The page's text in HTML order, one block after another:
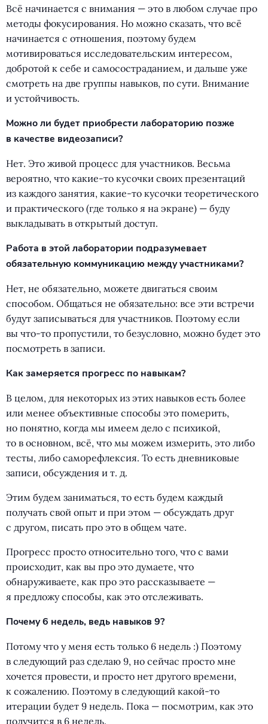
Всё начинается с внимания — это в любом случае про
методы фокусирования. Но можно сказать, что всё
начинается с отношения, поэтому будем
мотивироваться исследовательским интересом,
добротой к себе и самосостраданием, и дальше уже
смотреть на две группы навыков, по сути. Внимание
и устойчивость.
Можно ли будет приобрести лабораторию позже
в качестве видеозаписи?
Нет. Это живой процесс для участников. Весьма
вероятно, что какие-то кусочки своих презентаций
из каждого занятия, какие-то кусочки теоретического
и практического (где только я на экране) — буду
выкладывать в открытый доступ.
Работа в этой лаборатории подразумевает
обязательную коммуникацию между участниками?
Нет, не обязательно, можете двигаться своим
способом. Общаться не обязательно: все эти встречи
будут записываться для участников. Поэтому если
вы что-то пропустили, то безусловно, можно будет это
посмотреть в записи.
Как замеряется прогресс по навыкам?
В целом, для некоторых из этих навыков есть более
или менее объективные способы это померить,
но понятно, когда мы имеем дело с психикой,
то в основном, всё, что мы можем измерить, это либо
тесты, либо саморефлексия. То есть дневниковые
записи, обсуждения и т. д.
Этим будем заниматься, то есть будем каждый
получать свой опыт и при этом — обсуждать друг
с другом, писать про это в общем чате.
Прогресс просто относительно того, что с вами
происходит, как вы про это думаете, что
обнаруживаете, как про это рассказываете —
я предложу способы, как это отслеживать.
Почему 6 недель, ведь навыков 9?
Потому что у меня есть только 6 недель :) Поэтому
в следующий раз сделаю 9, но сейчас просто мне
хочется провести, и просто нет другого времени,
к сожалению. Поэтому в следующий какой-то
итерации будет 9 недель. Пока — посмотрим, как это
получится в 6 недель.